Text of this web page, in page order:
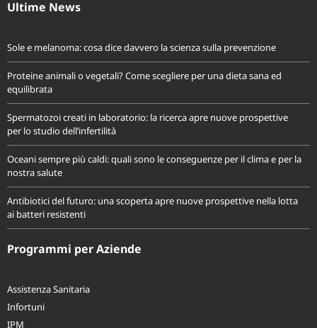
Sole e melanoma: cosa dice davvero la scienza sulla prevenzione
Proteine animali o vegetali? Come scegliere per una dieta sana ed
equilibrata
Spermatozoi creati in laboratorio: la ricerca apre nuove prospettive
per lo studio dell’infertilità
Oceani sempre più caldi: quali sono le conseguenze per il clima e per la
nostra salute
Antibiotici del futuro: una scoperta apre nuove prospettive nella lotta
ai batteri resistenti
Programmi per Aziende
Assistenza Sanitaria
Infortuni